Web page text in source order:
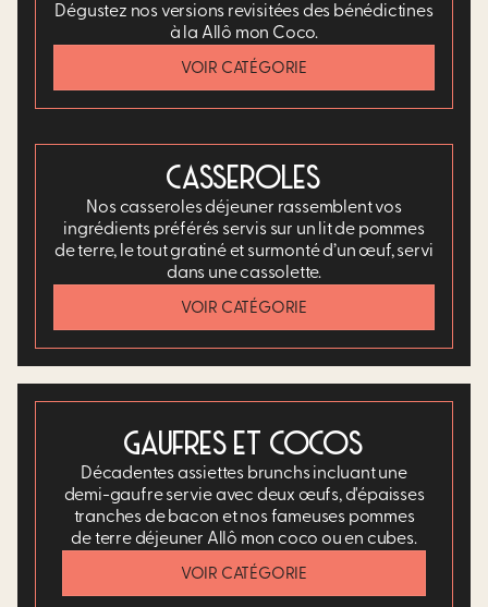
Dégustez nos versions revisitées des bénédictines
à la Allô mon Coco.​
VOIR CATÉGORIE
CASSEROLES
Nos casseroles déjeuner rassemblent vos
ingrédients préférés servis sur un lit de pommes
de terre, le tout gratiné et surmonté d’un œuf, servi
dans une cassolette.​
VOIR CATÉGORIE
GAUFRES ET COCOS
Décadentes assiettes brunchs incluant une
demi-gaufre servie avec deux œufs, d'épaisses
tranches de bacon et nos fameuses pommes
de terre déjeuner Allô mon coco ou en cubes.​
VOIR CATÉGORIE